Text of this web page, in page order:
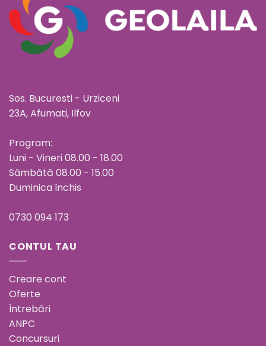
Sos. Bucuresti - Urziceni
23A, Afumati, Ilfov
Program:
Luni - Vineri 08.00 - 18.00
Sâmbătă 08.00 - 15.00
Duminica închis
0730 094 173
CONTUL TAU
Creare cont
Oferte
Întrebări
ANPC
Concursuri